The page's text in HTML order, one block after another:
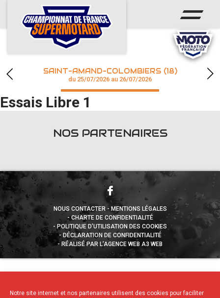
Notre site internet et nos partenaires utilisent des cookies pour faciliter
ACCUEIL
ACTUS
CALENDRIER
CHAMPIONNAT
RÉSULTATS
SAINT-AMAND-COLOMBIERS (18)
du 25/07/2026 au 26/07/2026
Essais Libre 1
NOS PARTENAIRES
NOUS CONTACTER
MENTIONS LÉGALES
CHARTE DE CONFIDENTIALITÉ
POLITIQUE D’UTILISATION DES COOKIES
DÉCLARATION DE CONFIDENTIALITÉ
RÉALISÉ PAR L’AGENCE WEB A3 WEB